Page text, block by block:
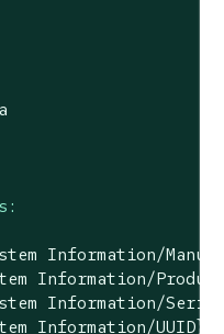
Information/
Information/
Information/Serial
Information/UUID}"